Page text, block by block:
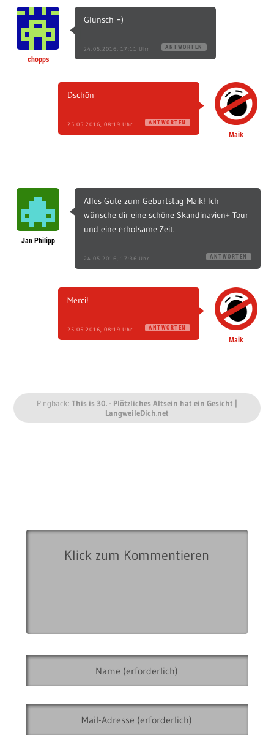
chopps
Glunsch =)
24.05.2016, 17:11 Uhr ANTWORTEN
Maik
Dschön
25.05.2016, 08:19 Uhr ANTWORTEN
Jan Philipp
Alles Gute zum Geburtstag Maik! Ich
wünsche dir eine schöne Skandinavien+ Tour
und eine erholsame Zeit.
24.05.2016, 17:36 Uhr ANTWORTEN
Maik
Merci!
25.05.2016, 08:19 Uhr ANTWORTEN
Pingback: This is 30. - Plötzliches Altsein hat ein Gesicht |
LangweileDich.net